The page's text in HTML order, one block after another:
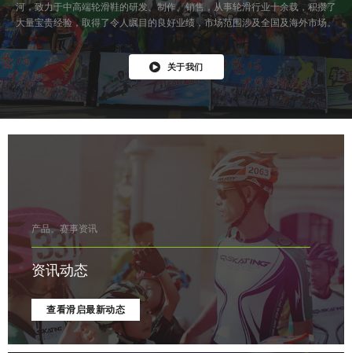
河，致力于中高端轮滑鞋的研发、制作、销售，从事轮滑行业十余载，积攒了
大量宝贵经验，取得了令人瞩目的良好业绩，市场范围涉及全国及海外市场。
关于我们
产品、赛事资讯
资讯动态
查看滑启最新动态